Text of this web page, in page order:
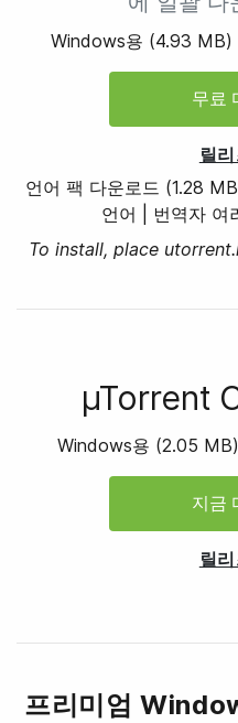
Windows용 (4.93 MB) |
무료
릴
언어 팩 다운로드 (1.28
언어
번역자 여
To install, place
µTorrent
Windows용 (2.05 MB) |
지금
릴
프리미엄